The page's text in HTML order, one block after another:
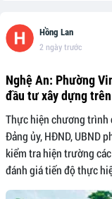
Hồng Lan
2 ngày trước
Nghệ An: Phường
đầu tư xây dựng
Thực hiện chương trình
Đảng ủy, HĐND, UBND
kiểm tra hiện trường
đánh giá tiến độ thực